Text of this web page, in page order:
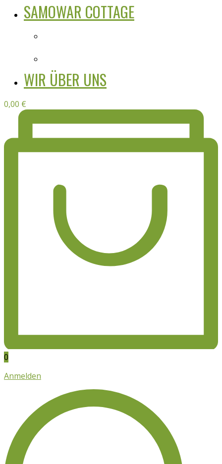
SAMOWAR COTTAGE
WIR ÜBER UNS
0,00 €
0
Anmelden